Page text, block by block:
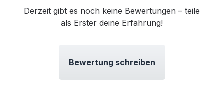
Derzeit gibt es noch keine Bewertungen – teile
als Erster deine Erfahrung!
Bewertung schreiben